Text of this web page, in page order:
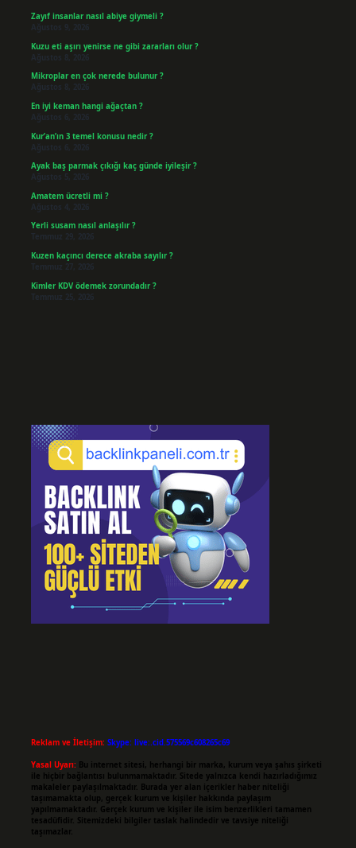
Zayıf insanlar nasıl abiye giymeli ?
Ağustos 9, 2026
Kuzu eti aşırı yenirse ne gibi zararları olur ?
Ağustos 8, 2026
Mikroplar en çok nerede bulunur ?
Ağustos 8, 2026
En iyi keman hangi ağaçtan ?
Ağustos 6, 2026
Kur’an’ın 3 temel konusu nedir ?
Ağustos 6, 2026
Ayak baş parmak çıkığı kaç günde iyileşir ?
Ağustos 5, 2026
Amatem ücretli mi ?
Ağustos 4, 2026
Yerli susam nasıl anlaşılır ?
Temmuz 29, 2026
Kuzen kaçıncı derece akraba sayılır ?
Temmuz 27, 2026
Kimler KDV ödemek zorundadır ?
Temmuz 25, 2026
Reklam ve İletişim: Skype: live:.cid.575569c608265c69
Yasal Uyarı: Bu internet sitesi, herhangi bir marka, kurum veya şahıs şirketi
ile hiçbir bağlantısı bulunmamaktadır. Sitede yalnızca kendi hazırladığımız
makaleler paylaşılmaktadır. Burada yer alan içerikler haber niteliği
taşımamakta olup, gerçek kurum ve kişiler hakkında paylaşım
yapılmamaktadır. Gerçek kurum ve kişiler ile isim benzerlikleri tamamen
tesadüfidir. Sitemizdeki bilgiler taslak halindedir ve tavsiye niteliği
taşımazlar.